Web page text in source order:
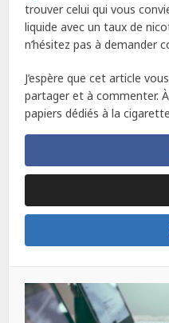
trouver celui qui vous
liquide avec un taux de
n’hésitez pas à demander
J’espère que cet article
partager et à commenter.
papiers dédiés à la